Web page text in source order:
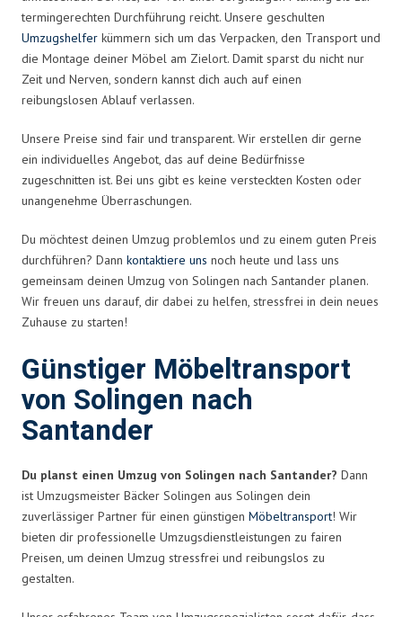
termingerechten Durchführung reicht. Unsere geschulten
Umzugshelfer kümmern sich um das Verpacken, den Transport und
die Montage deiner Möbel am Zielort. Damit sparst du nicht nur
Zeit und Nerven, sondern kannst dich auch auf einen
reibungslosen Ablauf verlassen.
Unsere Preise sind fair und transparent. Wir erstellen dir gerne
ein individuelles Angebot, das auf deine Bedürfnisse
zugeschnitten ist. Bei uns gibt es keine versteckten Kosten oder
unangenehme Überraschungen.
Du möchtest deinen Umzug problemlos und zu einem guten Preis
durchführen? Dann kontaktiere uns noch heute und lass uns
gemeinsam deinen Umzug von Solingen nach Santander planen.
Wir freuen uns darauf, dir dabei zu helfen, stressfrei in dein neues
Zuhause zu starten!
Günstiger Möbeltransport
von Solingen nach
Santander
Du planst einen Umzug von Solingen nach Santander? Dann
ist Umzugsmeister Bäcker Solingen aus Solingen dein
zuverlässiger Partner für einen günstigen Möbeltransport! Wir
bieten dir professionelle Umzugsdienstleistungen zu fairen
Preisen, um deinen Umzug stressfrei und reibungslos zu
gestalten.